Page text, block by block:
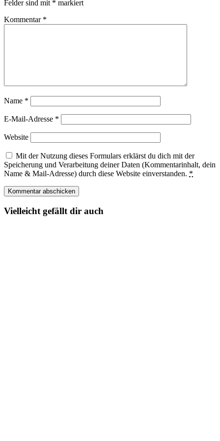
Felder sind mit * markiert
Kommentar *
Name *
E-Mail-Adresse *
Website
Mit der Nutzung dieses Formulars erklärst du dich mit der
Speicherung und Verarbeitung deiner Daten (Kommentarinhalt, dein
Name & Mail-Adresse) durch diese Website einverstanden. *
Vielleicht gefällt dir auch